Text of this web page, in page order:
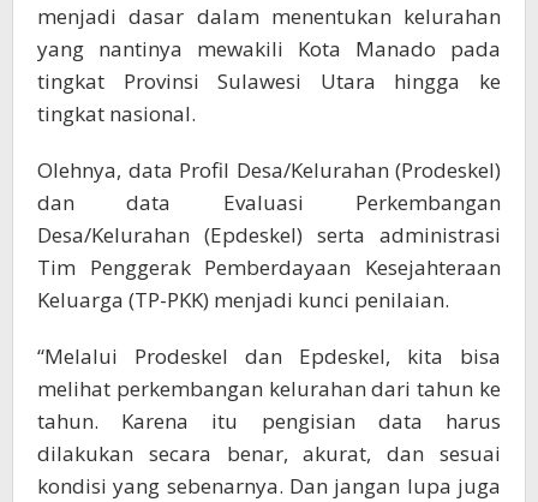
menjadi dasar dalam menentukan kelurahan
yang nantinya mewakili Kota Manado pada
tingkat Provinsi Sulawesi Utara hingga ke
tingkat nasional.
Olehnya, data Profil Desa/Kelurahan (Prodeskel)
dan data Evaluasi Perkembangan
Desa/Kelurahan (Epdeskel) serta administrasi
Tim Penggerak Pemberdayaan Kesejahteraan
Keluarga (TP-PKK) menjadi kunci penilaian.
“Melalui Prodeskel dan Epdeskel, kita bisa
melihat perkembangan kelurahan dari tahun ke
tahun. Karena itu pengisian data harus
dilakukan secara benar, akurat, dan sesuai
kondisi yang sebenarnya. Dan jangan lupa juga